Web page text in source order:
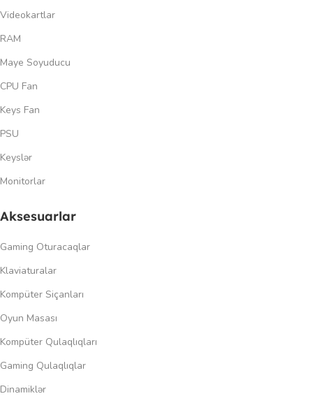
Videokartlar
RAM
Maye Soyuducu
CPU Fan
Keys Fan
PSU
Keyslər
Monitorlar
Aksesuarlar
Gaming Oturacaqlar
Klaviaturalar
Kompüter Siçanları
Oyun Masası
Kompüter Qulaqlıqları
Gaming Qulaqlıqlar
Dinamiklər